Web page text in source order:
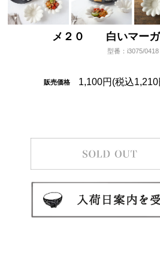
メ２０ 白いマーガ
型番：i3075/0418
販売価格 1,100円(税込1,210